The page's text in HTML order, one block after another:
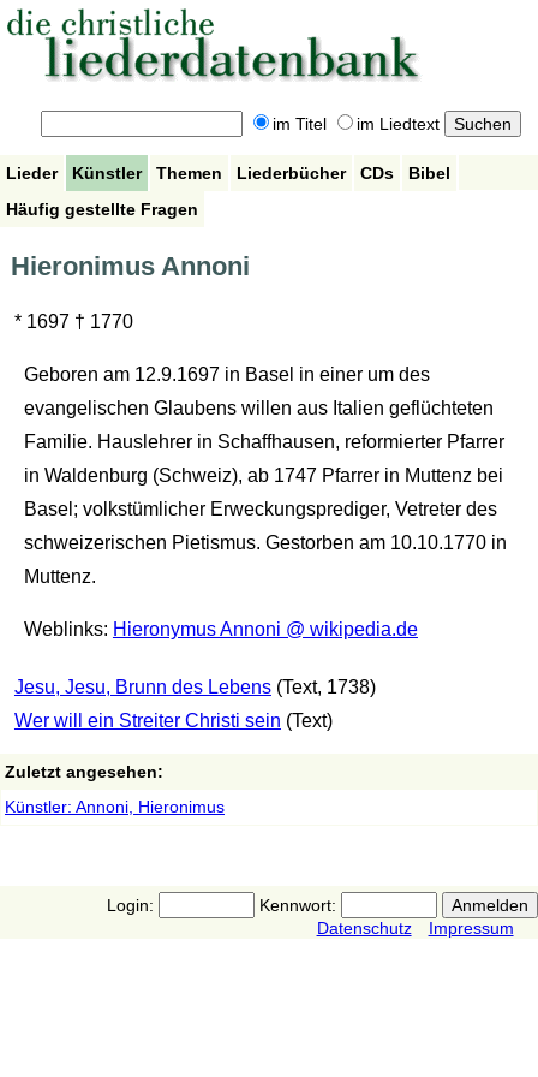
im Titel im Liedtext
Lieder Künstler Themen Liederbücher CDs
Bibel
Häufig gestellte Fragen
Hieronimus Annoni
* 1697 † 1770
Geboren am 12.9.1697 in Basel in einer um des
evangelischen Glaubens willen aus Italien geflüchteten
Familie. Hauslehrer in Schaffhausen, reformierter Pfarrer
in Waldenburg (Schweiz), ab 1747 Pfarrer in Muttenz bei
Basel; volkstümlicher Erweckungsprediger, Vetreter des
schweizerischen Pietismus. Gestorben am 10.10.1770 in
Muttenz.
Weblinks: Hieronymus Annoni @ wikipedia.de
Jesu, Jesu, Brunn des Lebens (Text, 1738)
Wer will ein Streiter Christi sein (Text)
Zuletzt angesehen:
Künstler: Annoni, Hieronimus
Login:
Kennwort:
Datenschutz
Impressum